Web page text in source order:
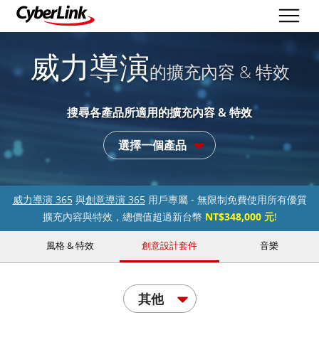
威力導演的擴充內容 & 特效
搜尋各產品所適用的擴充內容 & 特效
選擇一個產品
威力導演 365與創意導演 365用戶專屬 - 無限制免費使用所有優質
擴充內容與特效，總價值超過新台幣 NT$348,000 元!
風格 & 特效 創意設計套件 音樂
其他